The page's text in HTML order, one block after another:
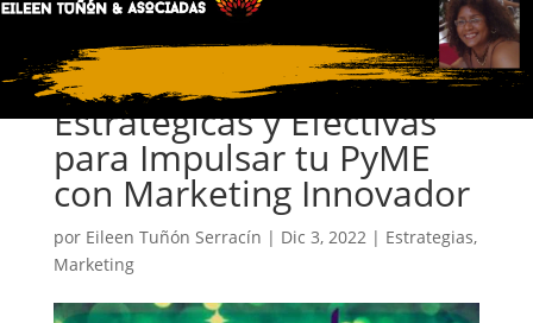
4 Respuestas
Estratégicas y Efectivas
para Impulsar tu PyME
con Marketing Innovador
por Eileen Tuñón Serracín | Dic 3, 2022| Estrategias,
Marketing